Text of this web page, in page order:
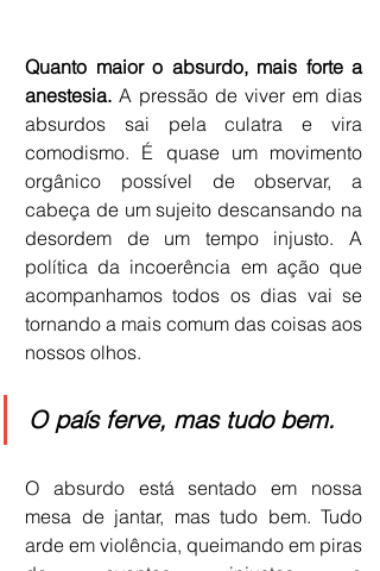
Quanto maior o absurdo, mais forte a
anestesia. A pressão de viver em dias
absurdos sai pela culatra e vira
comodismo. É quase um movimento
orgânico possível de observar, a
cabeça de um sujeito descansando na
desordem de um tempo injusto. A
política da incoerência em ação que
acompanhamos todos os dias vai se
tornando a mais comum das coisas aos
nossos olhos.
O país ferve, mas tudo bem.
O absurdo está sentado em nossa
mesa de jantar, mas tudo bem. Tudo
arde em violência, queimando em piras